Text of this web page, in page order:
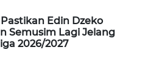
Edin Dzeko
Semusim Lagi Jelang
2026/2027